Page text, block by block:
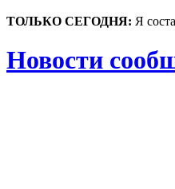
ТОЛЬКО СЕГОДНЯ: Я
Новости